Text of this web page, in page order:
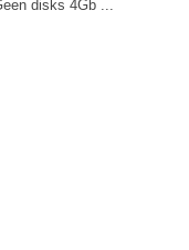
disks 4Gb ...